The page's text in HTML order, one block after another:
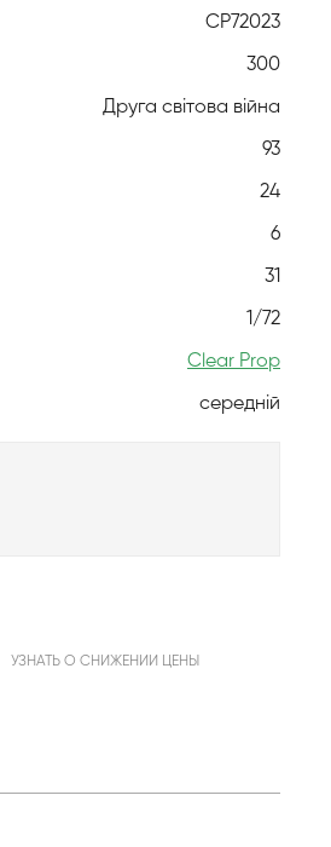
CP72023
300
Друга світова війна
93
24
6
31
1/72
Clear Prop
середній
УЗНАТЬ О СНИЖЕНИИ ЦЕНЫ